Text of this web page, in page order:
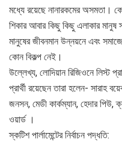
মধ্যে রয়েছে নানারকমের অসমতা।
শিকার আবার কিছু কিছু এলাকার মানুষ
মানুষের জীবনমান উন্নয়নে এবং সমাজে
কোন বিকল্প নেই।
উল্লেখ্য, লোদিয়ান রিজিওনে লিস্ট
প্রার্থী রয়েছেন তারা হলেন- সারাহ
জনসন, মেডী কার্কম্যান, হেদার পিউ,
ওয়ার্ড ।
স্কটিশ পার্লামেন্টের নির্বাচন পদ্ধতি: